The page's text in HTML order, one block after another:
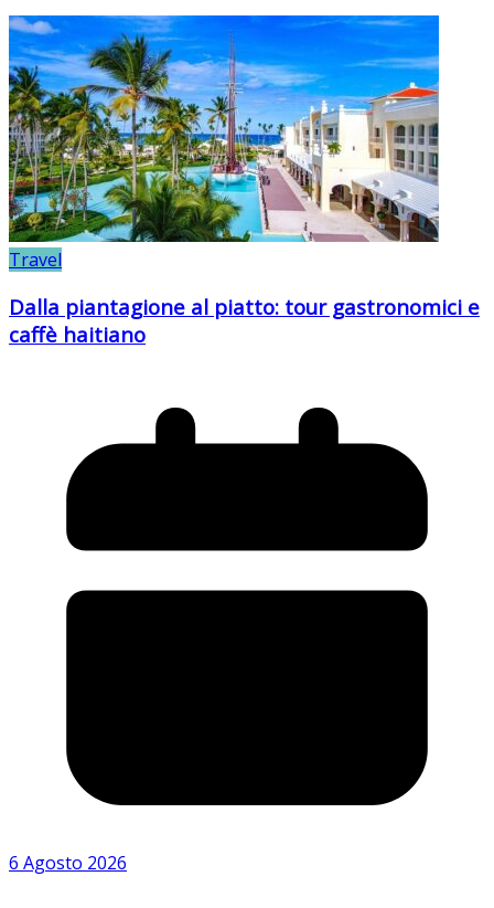
Travel
Dalla piantagione al piatto: tour gastronomici e
caffè haitiano
6 Agosto 2026